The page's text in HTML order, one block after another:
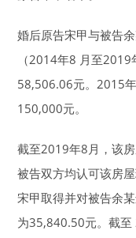
婚后原告宋甲与被告
（2014年8 月至
58,506.06元。2015
150,000元。
截至2019年8月，该
被告双方均认可该房
宋甲取得并对被告余
为35,840.50元。截